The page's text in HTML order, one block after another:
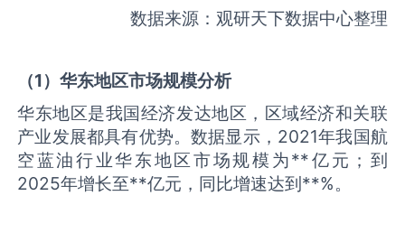
数据来源：观研天下数据中心整理
（1）华东地区市场规模分析
华东地区是我国经济发达地区，区域经济和关联
产业发展都具有优势。数据显示，2021年我国航
空蓝油行业华东地区市场规模为**亿元；到
2025年增长至**亿元，同比增速达到**%。